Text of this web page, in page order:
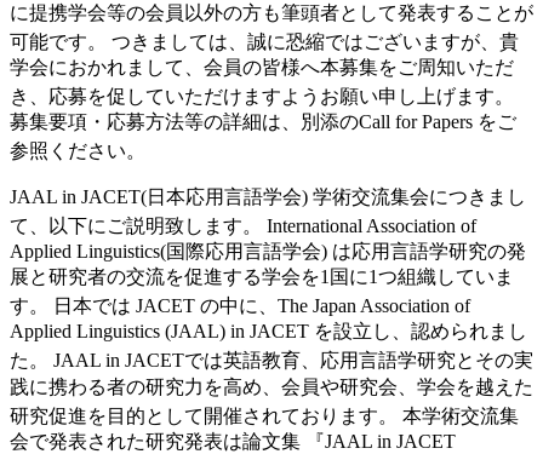
に提携学会等の会員以外の方も筆頭者として発表することが
可能です。 つきましては、誠に恐縮ではございますが、貴
学会におかれまして、会員の皆様へ本募集をご周知いただ
き、応募を促していただけますようお願い申し上げます。
募集要項・応募方法等の詳細は、別添のCall for Papers をご
参照ください。
JAAL in JACET(日本応用言語学会) 学術交流集会につきまし
て、以下にご説明致します。 International Association of
Applied Linguistics(国際応用言語学会) は応用言語学研究の発
展と研究者の交流を促進する学会を1国に1つ組織していま
す。
日本では JACET の中に、The Japan Association of
Applied Linguistics (JAAL) in JACET を設立し、認められまし
た。 JAAL in JACETでは英語教育、応用言語学研究とその実
践に携わる者の研究力を高め、会員や研究会、学会を越えた
研究促進を目的として開催されております。 本学術交流集
会で発表された研究発表は論文集 『JAAL in JACET